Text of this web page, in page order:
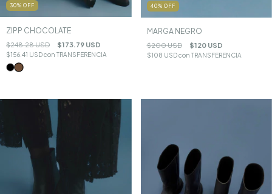
30% OFF
ZIPP CHOCOLATE
$248.28 USD $173.79 USD
$156.41 USDcon TRANSFERENCIA
40% OFF
MARGA NEGRO
$200 USD $120 USD
$108 USDcon TRANSFERENCIA